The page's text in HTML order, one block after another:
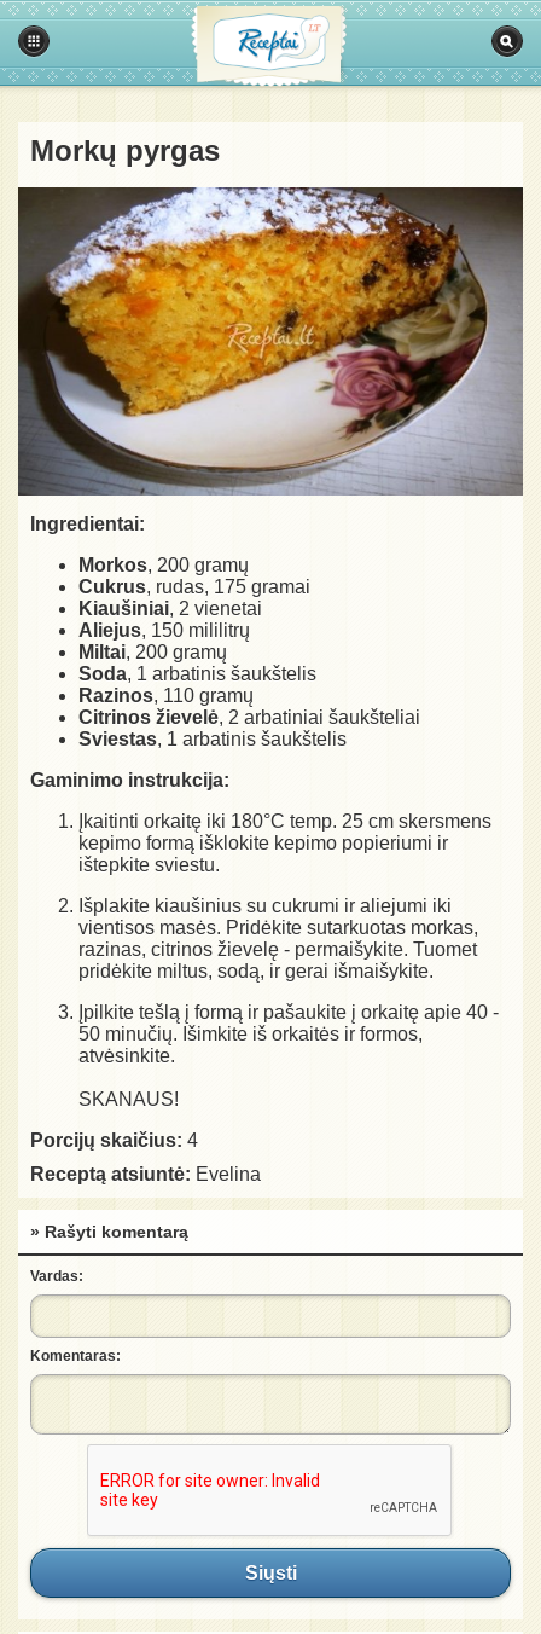
Morkų pyrgas
Ingredientai:
Morkos, 200 gramų
Cukrus, rudas, 175 gramai
Kiaušiniai, 2 vienetai
Aliejus, 150 mililitrų
Miltai, 200 gramų
Soda, 1 arbatinis šaukštelis
Razinos, 110 gramų
Citrinos žievelė, 2 arbatiniai šaukšteliai
Sviestas, 1 arbatinis šaukštelis
Gaminimo instrukcija:
Įkaitinti orkaitę iki 180°C temp. 25 cm skersmens
kepimo formą išklokite kepimo popieriumi ir
ištepkite sviestu.
Išplakite kiaušinius su cukrumi ir aliejumi iki
vientisos masės. Pridėkite sutarkuotas morkas,
razinas, citrinos žievelę - permaišykite. Tuomet
pridėkite miltus, sodą, ir gerai išmaišykite.
Įpilkite tešlą į formą ir pašaukite į orkaitę apie 40 -
50 minučių. Išimkite iš orkaitės ir formos,
atvėsinkite.
SKANAUS!
Porcijų skaičius: 4
Receptą atsiuntė: Evelina
» Rašyti komentarą
Vardas:
Komentaras:
Siųsti